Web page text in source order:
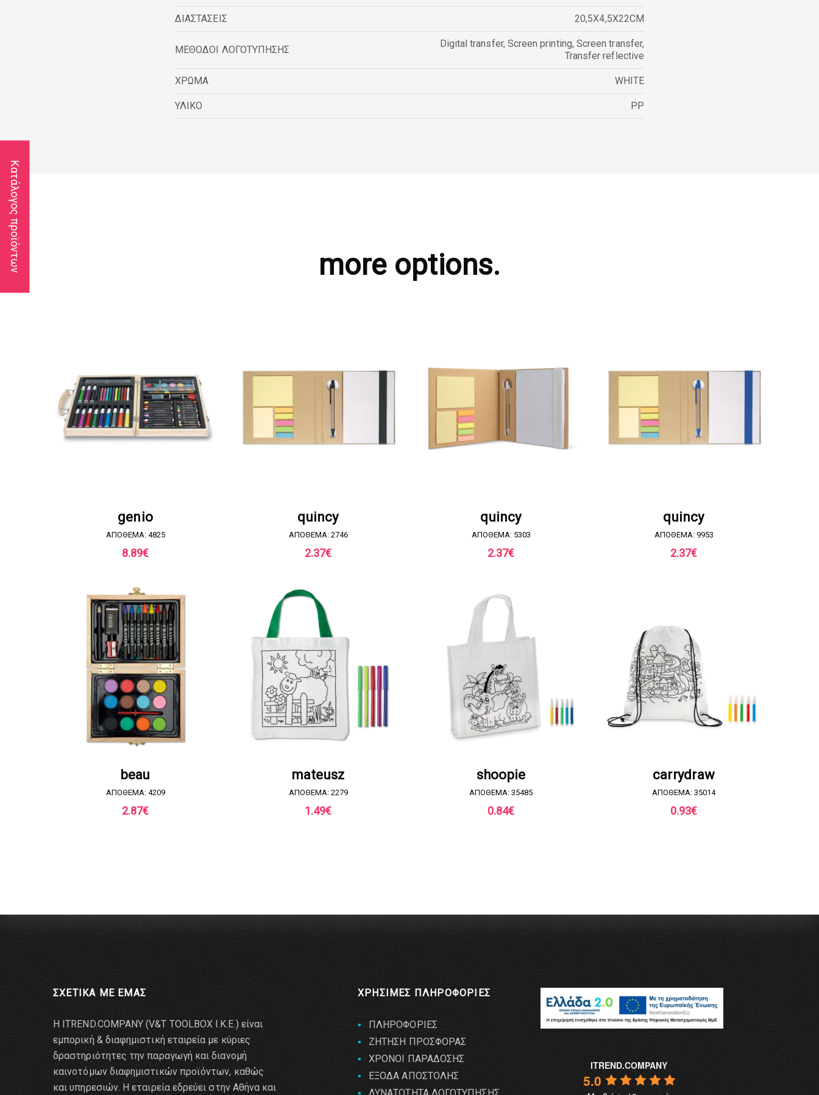
Κατάλογος προϊόντων
ΔΙΑΣΤΑΣΕΙΣ 20,5X4,5X22CM
ΜΕΘΟΔΟΙ ΛΟΓΟΤΥΠΗΣΗΣ
Digital transfer, Screen printing, Screen transfer,
Transfer reflective
ΧΡΩΜΑ WHITE
ΥΛΙΚΟ PP
more options.
ΖΗΤΗΣΤΕ ΠΡΟΣΦΟΡΑ
genio
ΑΠΟΘΕΜΑ: 4825
8.89€
ΖΗΤΗΣΤΕ ΠΡΟΣΦΟΡΑ
quincy
ΑΠΟΘΕΜΑ: 2746
2.37€
ΖΗΤΗΣΤΕ ΠΡΟΣΦΟΡΑ
quincy
ΑΠΟΘΕΜΑ: 5303
2.37€
ΖΗΤΗΣΤΕ ΠΡΟΣΦΟΡΑ
quincy
ΑΠΟΘΕΜΑ: 9953
2.37€
ΖΗΤΗΣΤΕ ΠΡΟΣΦΟΡΑ
beau
ΑΠΟΘΕΜΑ: 4209
2.87€
ΖΗΤΗΣΤΕ ΠΡΟΣΦΟΡΑ
mateusz
ΑΠΟΘΕΜΑ: 2279
1.49€
ΖΗΤΗΣΤΕ ΠΡΟΣΦΟΡΑ
shoopie
ΑΠΟΘΕΜΑ: 35485
0.84€
ΖΗΤΗΣΤΕ ΠΡΟΣΦΟΡΑ
carrydraw
ΑΠΟΘΕΜΑ: 35014
0.93€
ΣΧΕΤΙΚΑ ΜΕ ΕΜΑΣ
Η ITREND.COMPANY (V&T TOOLBOX Ι.Κ.Ε.) είναι
εμπορική & διαφημιστική εταιρεία με κύριες
δραστηριότητες την παραγωγή και διανομή
καινοτόμων διαφημιστικών προϊόντων, καθώς
και υπηρεσιών. Η εταιρεία εδρεύει στην Αθήνα και
ΧΡΗΣΙΜΕΣ ΠΛΗΡΟΦΟΡΙΕΣ
ΠΛΗΡΟΦΟΡΙΕΣ
ΖΗΤΗΣΗ ΠΡΟΣΦΟΡΑΣ
ΧΡΟΝΟΙ ΠΑΡΑΔΟΣΗΣ
ΕΞΟΔΑ ΑΠΟΣΤΟΛΗΣ
ITREND.COMPANY
5.0